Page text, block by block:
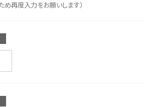
め再度入力をお願いします）